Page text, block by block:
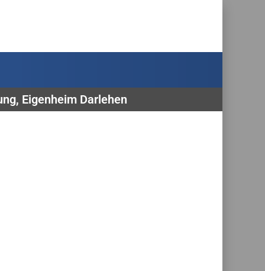
Eigenheim Darlehen